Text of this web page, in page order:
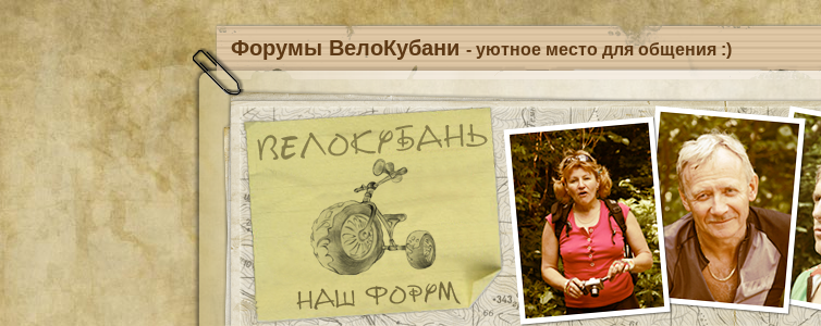
Форумы ВелоКубани - уютное место для общения :)